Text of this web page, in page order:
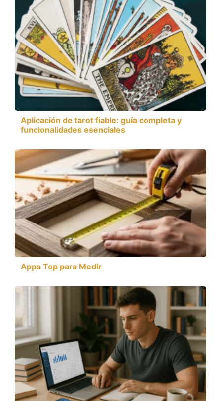
Aplicación de tarot fiable: guía completa y
funcionalidades esenciales
Apps Top para Medir